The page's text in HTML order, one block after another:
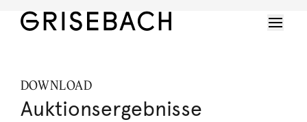
DOWNLOAD
Auktionsergebnisse